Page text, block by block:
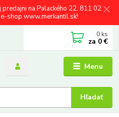
predajni na Palackého 22, 811 02
shop www.merkantil.sk!
Menu
Hľadať
0 ks
za 0 €